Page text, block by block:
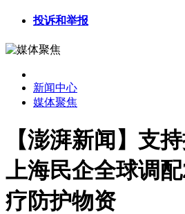
投诉和举报
新闻中心
媒体聚焦
【澎湃新闻】支
上海民企全球调
疗防护物资